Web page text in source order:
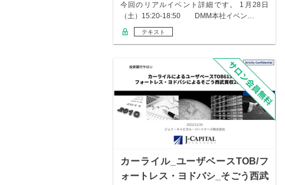
今回のリアルイベント詳細です。 1月28日
（土）15:20-18:50 DMM本社イベン…
テキスト
カーライル_ユーザベースTOB/フ
ォートレス・ヨドバシ_そごう西武